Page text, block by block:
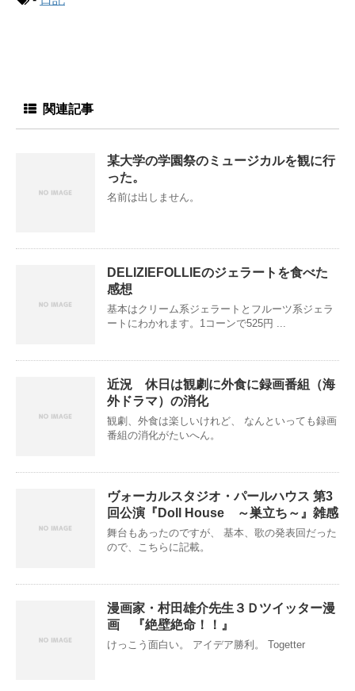
関連記事
某大学の学園祭のミュージカルを観に行
った。
名前は出しません。
DELIZIEFOLLIEのジェラートを食べた
感想
基本はクリーム系ジェラートとフルーツ系ジェラ
ートにわかれます。1コーンで525円 ...
近況 休日は観劇に外食に録画番組（海
外ドラマ）の消化
観劇、外食は楽しいけれど、 なんといっても録画
番組の消化がたいへん。
ヴォーカルスタジオ・パールハウス 第3
回公演『Doll House ～巣立ち～』雑感
舞台もあったのですが、 基本、歌の発表回だった
ので、こちらに記載。
漫画家・村田雄介先生３Ｄツイッター漫
画 『絶壁絶命！！』
けっこう面白い。 アイデア勝利。 Togetter